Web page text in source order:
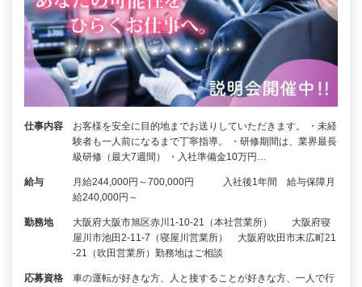
仕事内容
お客様を安全に目的地までお送りしていただきます。 ・未経
験者も一人前になるまで丁寧指導。 ・研修期間は、業界最長
級研修（最大7週間） ・入社準備金10万円…
給与
月給244,000円～700,000円 入社後1年間 給与保障月
給240,000円～
勤務地
大阪府大阪市旭区赤川1-10-21（本社営業所） 大阪府寝
屋川市池田2-11-7（寝屋川営業所） 大阪府吹田市末広町21
-21（吹田営業所）勤務地はご相談
応募資格
車の運転が好きな方、人と接することが好きな方、一人で行